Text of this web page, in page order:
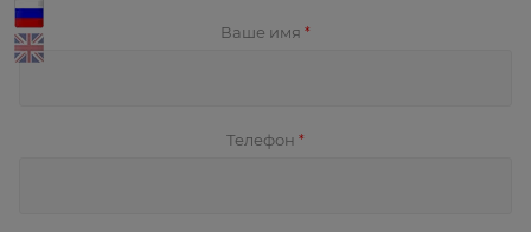
Ваше имя *
Телефон *